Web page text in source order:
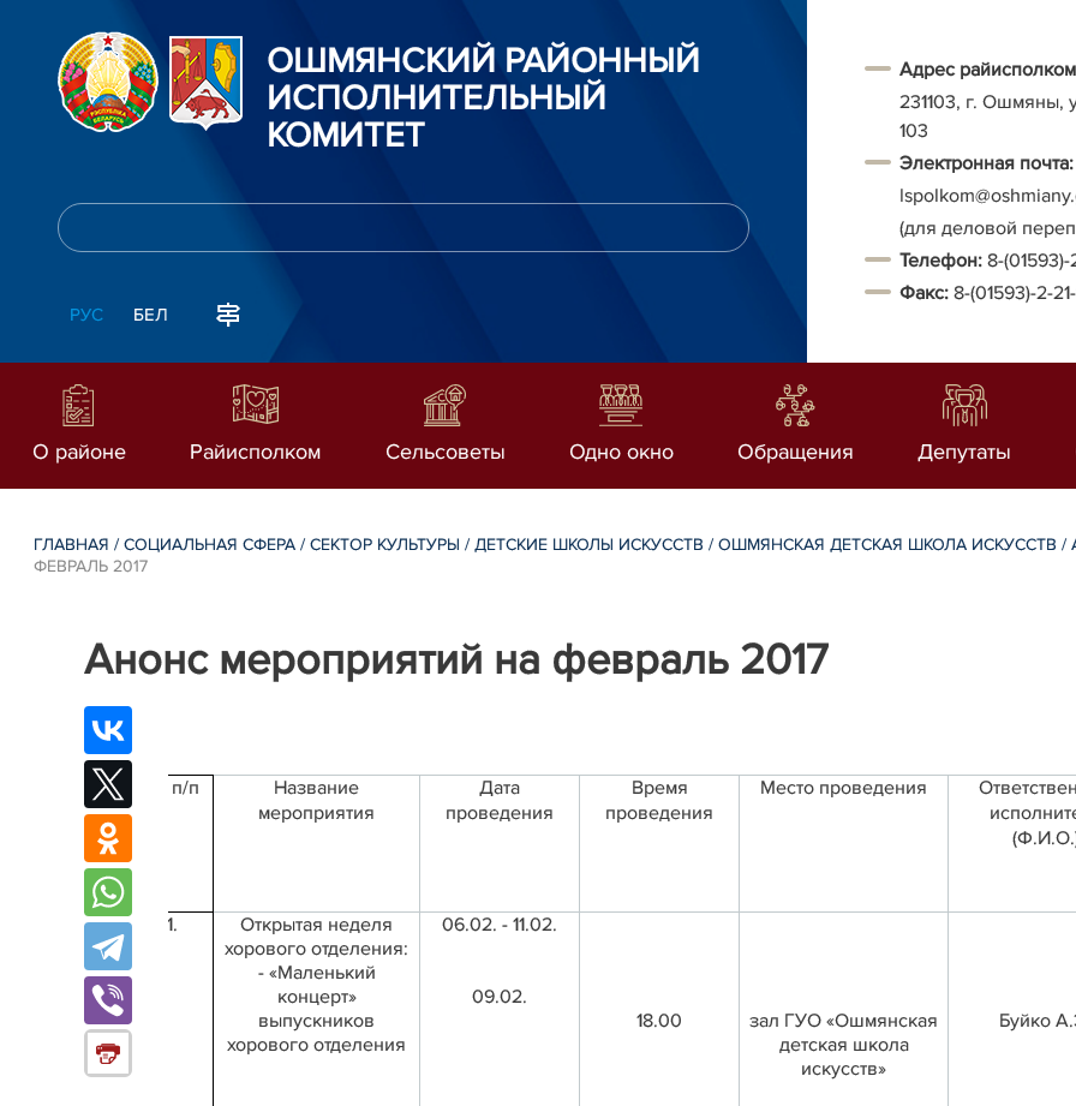
ОШМЯНСКИЙ РАЙОННЫЙ
ИСПОЛНИТЕЛЬНЫЙ
КОМИТЕТ
РУС БЕЛ
Адрес
231103, г. Ошмяны,
103
Электронная почта:
(для деловой
Телефон: 8-(01593)-
Факс: 8-(01593)-2-
О районе Райисполком Сельсоветы Одно окно Обращения Депутаты
ГЛАВНАЯ /СОЦИАЛЬНАЯ СФЕРА /СЕКТОР КУЛЬТУРЫ /ДЕТСКИЕ ШКОЛЫ ИСКУССТВ /ОШМЯНСКАЯ ДЕТСКАЯ ШКОЛА ИСКУССТВ /
ФЕВРАЛЬ 2017
Анонс мероприятий на февраль 2017
№ п/п
Название
мероприятия
Дата
проведения
Время
проведения
Место проведения
1.
Открытая неделя
хорового отделения:
- «Маленький
концерт»
выпускников
хорового отделения
06.02. - 11.02.
09.02.
18.00
зал ГУО «Ошмянская
детская школа
искусств»
Буйко